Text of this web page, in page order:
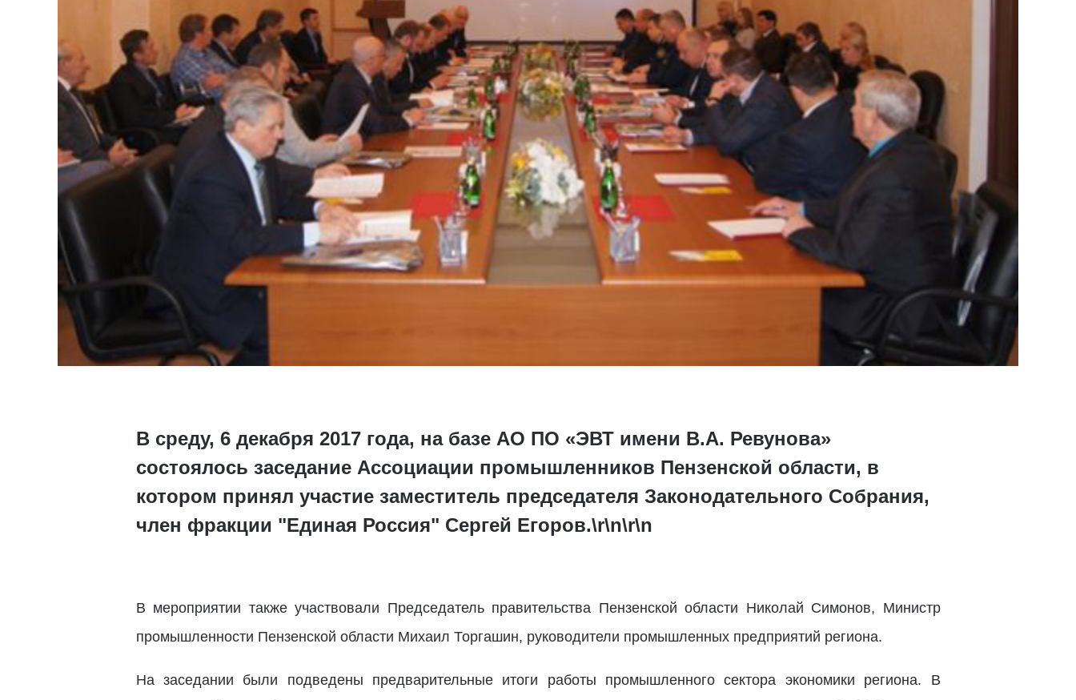
В среду, 6 декабря 2017 года, на базе АО ПО «ЭВТ имени В.А. Ревунова»
состоялось заседание Ассоциации промышленников Пензенской области, в
котором принял участие заместитель председателя Законодательного Собрания,
член фракции "Единая Россия" Сергей Егоров.\r\n\r\n
В мероприятии также участвовали Председатель правительства Пензенской области Николай Симонов, Министр
промышленности Пензенской области Михаил Торгашин, руководители промышленных предприятий региона.
На заседании были подведены предварительные итоги работы промышленного сектора экономики региона. В